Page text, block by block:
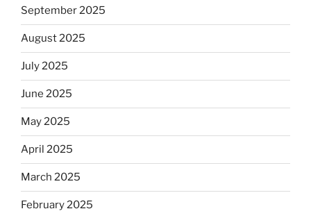
September 2025
August 2025
July 2025
June 2025
May 2025
April 2025
March 2025
February 2025